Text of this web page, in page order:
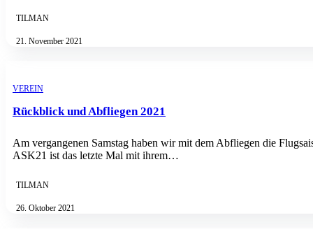
TILMAN
21. November 2021
VEREIN
Rückblick und Abfliegen 2021
Am vergangenen Samstag haben wir mit dem Abfliegen die
ASK21 ist das letzte Mal mit ihrem…
TILMAN
26. Oktober 2021